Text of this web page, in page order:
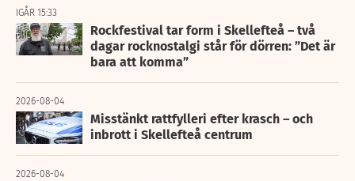
IGÅR 15:33
Rockfestival tar form i Skellefteå – två
dagar rocknostalgi står för dörren: ”Det är
bara att komma”
2026-08-04
Misstänkt rattfylleri efter krasch – och
inbrott i Skellefteå centrum
2026-08-04